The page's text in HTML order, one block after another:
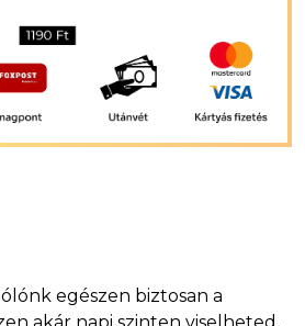
egészen biztosan a
akár napi szinten viselheted,